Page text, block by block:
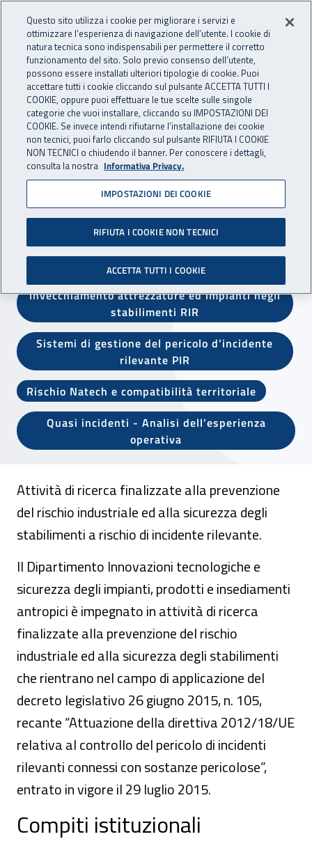
INAIL - Istituto Nazionale
RICERCA E
INNOVAZIONE
TECNOLOGICA
Apri cerca
Navigazione principale
Navigazione - Ti trovi in:
Home Ricerca e Innovazione tecnologica
Ambiti di ricerca
Area sicurezza sul lavoro
Stabilimenti a rischio di incidente
rilevante
Stabilimenti a rischio di
incidente rilevante
Invecchiamento attrezzature ed impianti negli
stabilimenti RIR
Sistemi di gestione del pericolo d’incidente
rilevante PIR
Rischio Natech e compatibilità territoriale
Quasi incidenti - Analisi dell’esperienza
operativa
Attività di ricerca finalizzate alla prevenzione
del rischio industriale ed alla sicurezza degli
stabilimenti a rischio di incidente rilevante.
Il Dipartimento Innovazioni tecnologiche e
sicurezza degli impianti, prodotti e insediamenti
antropici è impegnato in attività di ricerca
finalizzate alla prevenzione del rischio
industriale ed alla sicurezza degli stabilimenti
che rientrano nel campo di applicazione del
decreto legislativo 26 giugno 2015, n. 105,
recante “Attuazione della direttiva 2012/18/UE
relativa al controllo del pericolo di incidenti
rilevanti connessi con sostanze pericolose”,
entrato in vigore il 29 luglio 2015.
Compiti istituzionali
Questo sito utilizza i cookie per migliorare i servizi e
ottimizzare l’esperienza di navigazione dell’utente. I cookie di
natura tecnica sono indispensabili per permettere il corretto
funzionamento del sito. Solo previo consenso dell’utente,
possono essere installati ulteriori tipologie di cookie. Puoi
accettare tutti i cookie cliccando sul pulsante ACCETTA TUTTI I
COOKIE, oppure puoi effettuare le tue scelte sulle singole
categorie che vuoi installare, cliccando su IMPOSTAZIONI DEI
COOKIE. Se invece intendi rifiutarne l’installazione dei cookie
non tecnici, puoi farlo cliccando sul pulsante RIFIUTA I COOKIE
NON TECNICI o chiudendo il banner. Per conoscere i dettagli,
consulta la nostra Informativa Privacy.
IMPOSTAZIONI DEI COOKIE
RIFIUTA I COOKIE NON TECNICI
ACCETTA TUTTI I COOKIE